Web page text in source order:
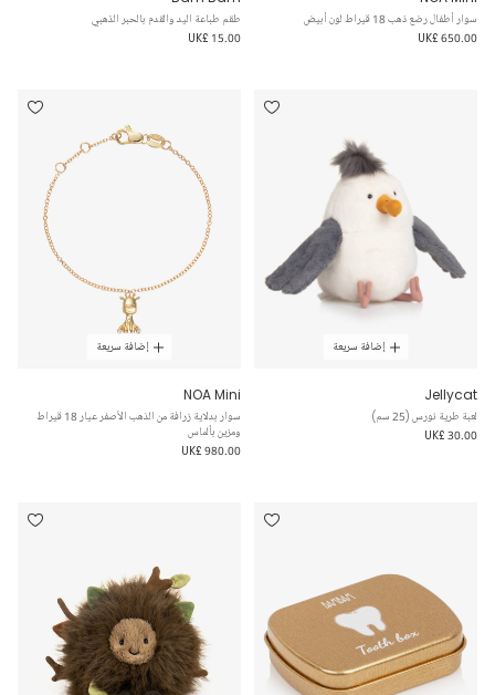
سوار أطفال رضع ذهب 18 قيراط لون أبيض
UK£ 650.00
طقم طباعة اليد والقدم بالحبر الذهبي
UK£ 15.00
إضافة سريعة
Jellycat
لعبة طرية نورس (25 سم)
UK£ 30.00
إضافة سريعة
NOA Mini
سوار بدلاية زرافة من الذهب الأصفر عيار 18 قيراط
ومزين بألماس
UK£ 980.00